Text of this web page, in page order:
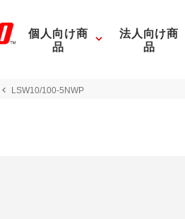
個人向け商
品
法人向け商
品
LSW10/100-5NWP